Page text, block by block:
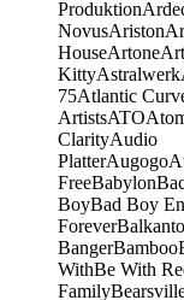
Produktion
NovusAriston
HouseArtone
KittyAstralwerk
75Atlantic
ArtistsATO
ClarityAudio
PlatterAugogo
FreeBabylon
BoyBad Boy
Forever
BangerBamboo
WithBe With
Family